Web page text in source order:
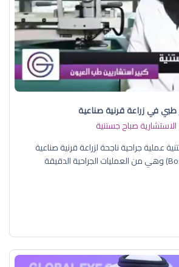
طبي في زراعة قرنية صناعية
الاستشارية صباح جستنية
عملية جراحية ناجحة لزراعة قرنية صناعية
(Boston keratoprothesis) وهي من العمليات الجراحية الدقيقة